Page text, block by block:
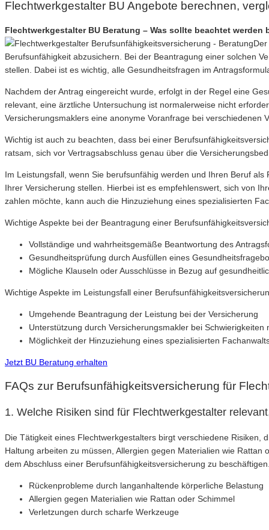
Flechtwerkgestalter BU Angebote berechnen,
Flechtwerkgestalter BU Beratung – Was sollte beachtet
Berufsunfähigkeit abzusichern. Bei der Beantragung einer solchen
stellen. Dabei ist es wichtig, alle Gesundheitsfragen im
Nachdem der Antrag eingereicht wurde, erfolgt in der Regel eine
relevant, eine ärztliche Untersuchung ist normalerweise nicht
Versicherungsmaklers eine anonyme Voranfrage bei verschiedenen
Wichtig ist auch zu beachten, dass bei einer
ratsam, sich vor Vertragsabschluss genau über die
Im Leistungsfall, wenn Sie berufsunfähig werden und Ihren Beruf
Ihrer Versicherung stellen. Hierbei ist es empfehlenswert, sich von
zahlen möchte, kann auch die Hinzuziehung eines spezialisierten
Wichtige Aspekte bei der Beantragung einer
Vollständige und wahrheitsgemäße Beantwortung des
Gesundheitsprüfung durch Ausfüllen eines
Mögliche Klauseln oder Ausschlüsse in Bezug auf
Wichtige Aspekte im Leistungsfall einer
Umgehende Beantragung der Leistung bei der Versicherung
Unterstützung durch Versicherungsmakler bei Schwierigkeiten
Möglichkeit der Hinzuziehung eines spezialisierten
Jetzt BU Beratung erhalten
FAQs zur Berufsunfähigkeitsversicherung für
1. Welche Risiken sind für Flechtwerkgestalter
Die Tätigkeit eines Flechtwerkgestalters birgt verschiedene
Haltung arbeiten zu müssen, Allergien gegen Materialien wie
dem Abschluss einer Berufsunfähigkeitsversicherung zu
Rückenprobleme durch langanhaltende körperliche Belastung
Allergien gegen Materialien wie Rattan oder Schimmel
Verletzungen durch scharfe Werkzeuge